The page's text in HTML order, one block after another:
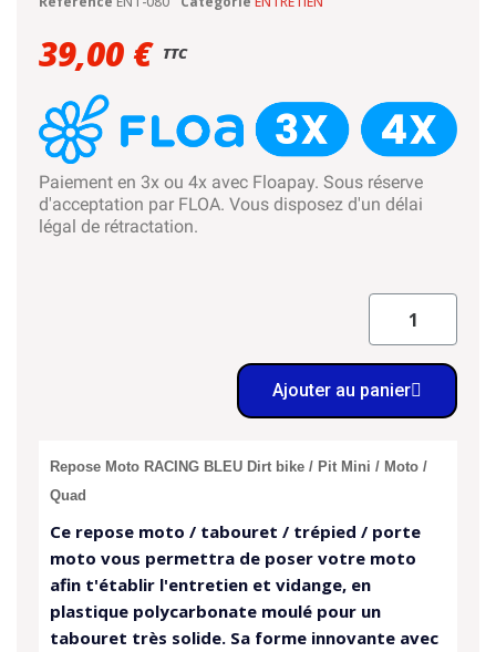
39,00 € TTC
Paiement en 3x ou 4x avec Floapay. Sous réserve
d'acceptation par FLOA. Vous disposez d'un délai
légal de rétractation.
Ajouter au panier
Repose Moto RACING BLEU Dirt bike / Pit Mini / Moto /
Quad
Ce repose moto / tabouret / trépied / porte
moto vous permettra de poser votre moto
afin t'établir l'entretien et vidange, en
plastique polycarbonate moulé pour un
tabouret très solide. Sa forme innovante avec